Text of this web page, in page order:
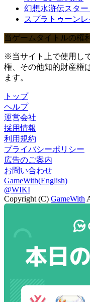
幻想水滸伝スタ
スプラトゥーン
当ゲームタイトルの権
※当サイト上で使用し
権、その他知的財産権
ます。
トップ
ヘルプ
運営会社
採用情報
利用規約
プライバシーポリシー
広告のご案内
お問い合わせ
GameWith(English)
@WIKI
Copyright (C) GameWith